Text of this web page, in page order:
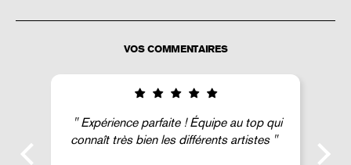
VOS COMMENTAIRES
Expérience parfaite ! Équipe au top qui
connaît très bien les différents artistes